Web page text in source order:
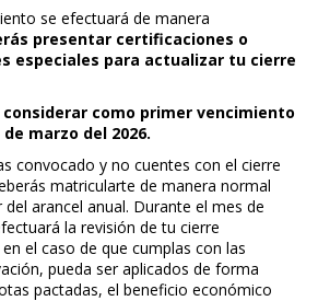
se efectuará de manera
presentar certificaciones o
especiales para actualizar tu cierre
como primer vencimiento
marzo del 2026.
convocado y no cuentes con el cierre
matricularte de manera normal
arancel anual. Durante el mes de
la revisión de tu cierre
el caso de que cumplas con las
pueda ser aplicados de forma
pactadas, el beneficio económico